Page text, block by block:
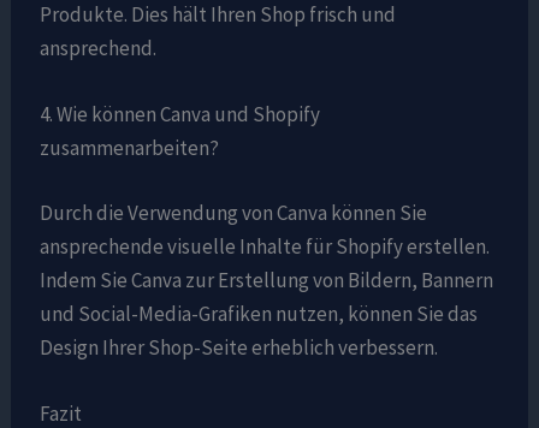
Produkte. Dies hält Ihren Shop frisch und
ansprechend.
4. Wie können Canva und Shopify
zusammenarbeiten?
Durch die Verwendung von Canva können Sie
ansprechende visuelle Inhalte für Shopify erstellen.
Indem Sie Canva zur Erstellung von Bildern, Bannern
und Social-Media-Grafiken nutzen, können Sie das
Design Ihrer Shop-Seite erheblich verbessern.
Fazit